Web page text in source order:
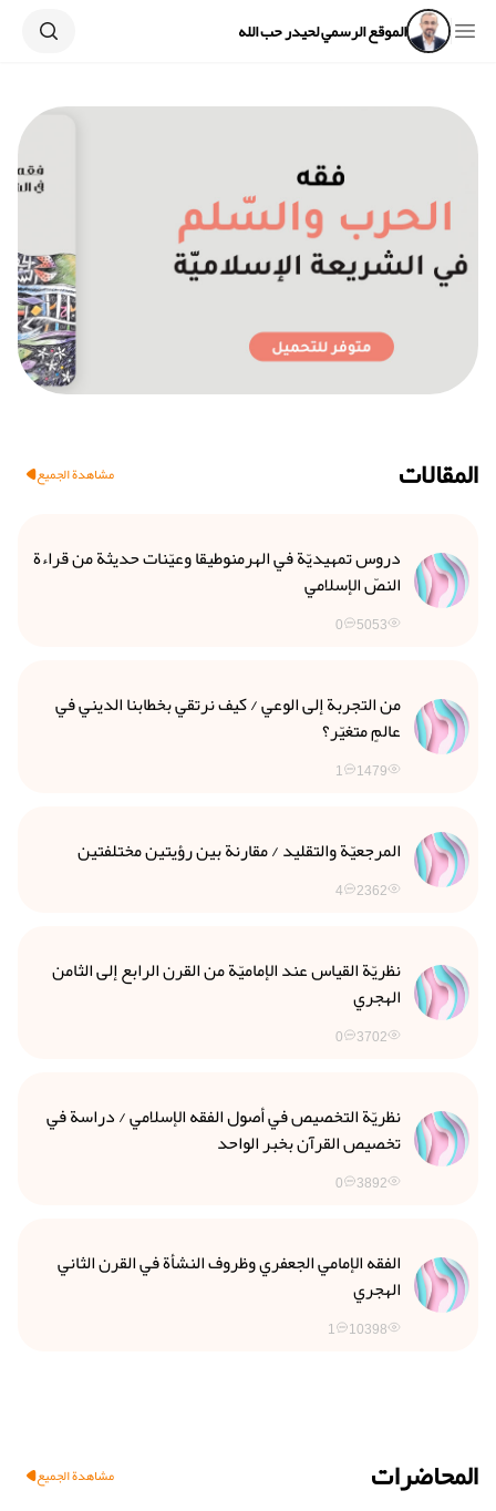
Open sidebarالموقع الرسمي لحيدر حب الله Search
المقالات مشاهدة الجميع
دروس تمهيديّة في الهرمنوطيقا وعيّنات حديثة من قراءة
النصّ الإسلامي
5053
0
من التجربة إلى الوعي / كيف نرتقي بخطابنا الديني في
عالمٍ متغيّر؟
1479
1
المرجعيّة والتقليد / مقارنة بين رؤيتين مختلفتين
2362
4
نظريّة القياس عند الإماميّة من القرن الرابع إلى الثامن
الهجري
3702
0
نظريّة التخصيص في أصول الفقه الإسلامي / دراسة في
تخصيص القرآن بخبر الواحد
3892
0
الفقه الإمامي الجعفري وظروف النشأة في القرن الثاني
الهجري
10398
1
المحاضرات مشاهدة الجميع